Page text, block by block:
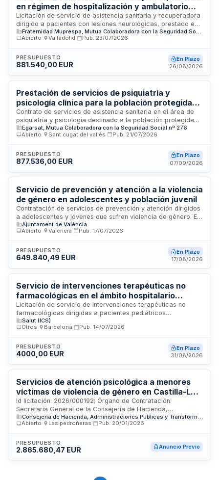
en régimen de hospitalización y ambulatorio
para pacientes con lesiones neurológicas -
FRATERNIDAD-MUPRESPA Valladolid
Licitación de servicio de asistencia sanitaria y recuperadora
dirigido a pacientes con lesiones neurológicas, prestado en
régimen de hospitalización y ambulatorio. El organismo
licitador es FRATERNIDAD-MUPRESPA, que contratará
de adjudicación. El contrato tiene naturaleza privada y se
rige por la Ley de Contratos del Sector Público. La ubicación
Fraternidad Muprespa, Mutua Colaboradora con la Seguridad Social nº 275
Abierto
Valladolid Pub. 23/07/2026
PRESUPUESTO
881.540,00 EUR
En Plazo
26/08/2026
Prestación de servicios de psiquiatría y
psicología clínica para la población protegida
por EGARSAT
Contrato de servicios de asistencia sanitaria en el área de
psiquiatría y psicología destinado a la población protegida
por EGARSAT, Mutua Colaboradora con la Seguridad Social
número 276. Los servicios incluyen evaluaciones,
siendo necesario que el personal cuente con formación
especializada y experiencia profesional acreditada según el
Egarsat, Mutua Colaboradora con la Seguridad Social nº 276
Abierto
Sant cugat del vallès Pub. 21/07/2026
PRESUPUESTO
877.536,00 EUR
En Plazo
07/09/2026
Servicio de prevención y atención a la violencia
de género en adolescentes y población juvenil
Contratación de servicios de prevención y atención dirigidos
a adolescentes y jóvenes que sufren violencia de género. El
contrato incluye la prestación de servicios conforme a las
especificaciones técnicas y administrativas establecidas en
Sector Público. Los servicios se ejecutarán en dependencias
municipales y se someterán a los criterios de adjudicación y
Ajuntament de València
Abierto
Valencia Pub. 17/07/2026
PRESUPUESTO
649.840,49 EUR
En Plazo
17/08/2026
Servicio de intervenciones terapéuticas no
farmacológicas en el ámbito hospitalario
pediátrico - Consorci Corporació Sanitària Parc
Taulí
Licitación de servicio de intervenciones terapéuticas no
farmacológicas dirigidas a pacientes pediátricos
hospitalizados del Consorci Corporació Sanitària Parc Taulí
de Sabadell. El servicio comprende actuaciones orientadas a
menores en contexto hospitalario, mediante técnicas y
enfoques terapéuticos complementarios. Se busca un
bienestar integral que proporcione acompañamiento
profesional durante la estancia hospitalaria.
Salut (ICS)
Otros
Barcelona Pub. 14/07/2026
PRESUPUESTO
4000,00 EUR
En Plazo
31/08/2026
Servicios de atención psicológica a menores
víctimas de violencia de género en Castilla-La
Mancha.
Id licitación: 2026/000192; Órgano de Contratación:
Secretaría General de la Consejería de Hacienda,
Administraciones Públicas y Transformación Digital de la
Junta de Comunidades de Castilla-La Mancha; Importe:
Consejeria de Hacienda, Administraciones Públicas y Transformación Digital de la Junta de Comunidades de Castilla-La Mancha
Abierto
Las pedroñeras Pub. 20/01/2026
PRESUPUESTO
2.865.680,47 EUR Anuncio Previo